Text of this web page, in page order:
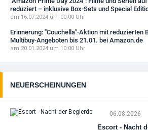
reduziert – inklusive Box-Sets und Special
am 16.07.2024 um 00:00 Uhr
Erinnerung: "Couchella"-Aktion mit reduzierten
Multibuy-Angeboten bis 21.01. bei Amazon.de
am 20.01.2024 um 10:00 Uhr
NEUERSCHEINUNGEN
06.08.2026
Escort - Nacht